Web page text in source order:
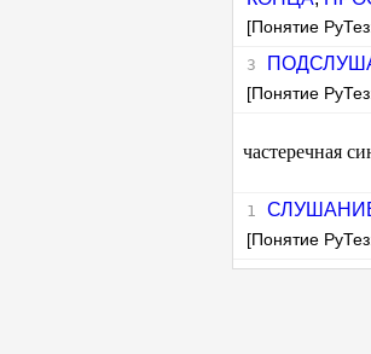
[Понятие
[Понятие
частеречная
[Понятие